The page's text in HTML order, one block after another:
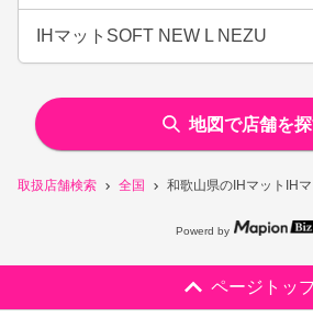
取扱店舗検索 全国 和歌山県のIHマットIH
IHマットSOFT NEW L NEZU
地図で店舗を
Powerd by
ページトッ